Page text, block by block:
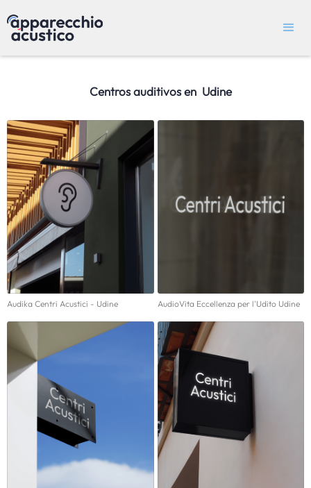
Centros auditivos en Udine
Audika Centri Acustici - Udine AudioVita Eccellenza per l'Udito Udine